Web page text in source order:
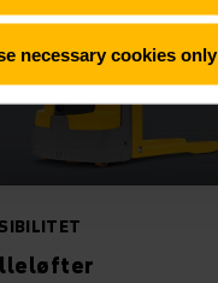
necessary cookies only